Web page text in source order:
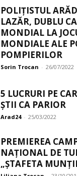
POLIȚISTUL
LAZĂR, DUBLU
MONDIAL LA
MONDIALE ALE
POMPIERILOR
Sorin Trocan - 26/07/2022
5 LUCRURI PE
ȘTII CA PARIOR
Arad24 - 25/03/2022
PREMIEREA
NAȚIONAL DE
„ȘTAFETA